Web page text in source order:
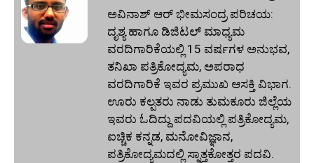
ಅವಿನಾಶ್‌ ಆರ್‌ ಭೀಮಸಂದ್ರ ಪರಿಚಯ:
ದೃಶ್ಯ ಹಾಗೂ ಡಿಜಿಟಲ್ ಮಾಧ್ಯಮ
ವರದಿಗಾರಿಕೆಯಲ್ಲಿ 15 ವರ್ಷಗಳ ಅನುಭವ,
ತನಿಖಾ ಪತ್ರಿಕೋದ್ಯಮ, ಅಪರಾಧ
ವರದಿಗಾರಿಕೆ ಇವರ ಪ್ರಮುಖ ಆಸಕ್ತಿ ವಿಭಾಗ.
ಊರು ಕಲ್ಪತರು ನಾಡು ತುಮಕೂರು ಜಿಲ್ಲೆಯ
ಇವರು ಓದಿದ್ದು ಪದವಿಯಲ್ಲಿ ಪತ್ರಿಕೋದ್ಯಮ,
ಐಚ್ಚಿಕ ಕನ್ನಡ, ಮನೋವಿಜ್ಞಾನ,
ಪತ್ರಿಕೋದ್ಯಮದಲ್ಲಿ ಸ್ನಾತ್ತಕೋತ್ತರ ಪದವಿ.